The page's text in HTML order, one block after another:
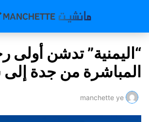
“اليمنية” تدشن أولى
المباشرة من جدة
manchette ye